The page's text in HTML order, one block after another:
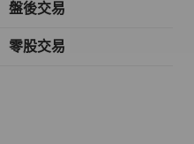
盤後交易
零股交易